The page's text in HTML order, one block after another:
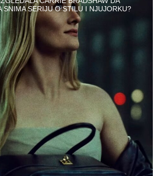
SNIMA SERIJU O STILU I NJUJORKU?